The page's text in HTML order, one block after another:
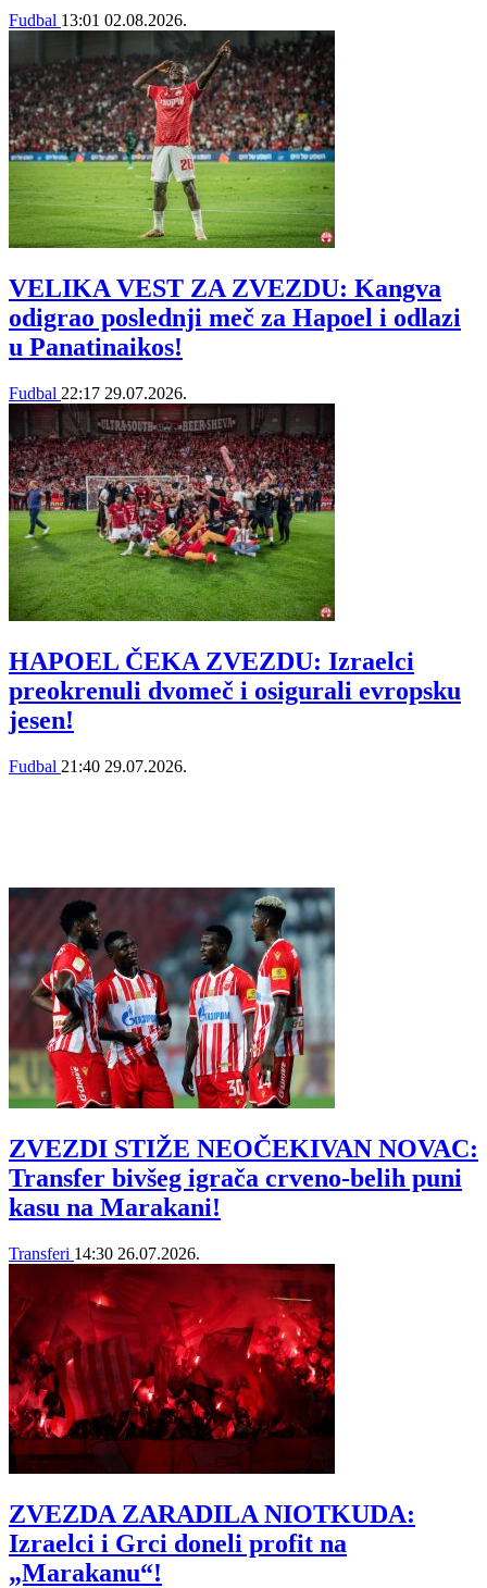
Fudbal 13:01 02.08.2026.
VELIKA VEST ZA ZVEZDU: Kangva
odigrao poslednji meč za Hapoel i odlazi
u Panatinaikos!
Fudbal 22:17 29.07.2026.
HAPOEL ČEKA ZVEZDU: Izraelci
preokrenuli dvomeč i osigurali evropsku
jesen!
Fudbal 21:40 29.07.2026.
ZVEZDI STIŽE NEOČEKIVAN NOVAC:
Transfer bivšeg igrača crveno-belih puni
kasu na Marakani!
Transferi 14:30 26.07.2026.
ZVEZDA ZARADILA NIOTKUDA:
Izraelci i Grci doneli profit na
„Marakanu“!